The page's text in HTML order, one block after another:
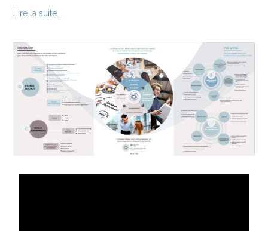
Lire la suite…